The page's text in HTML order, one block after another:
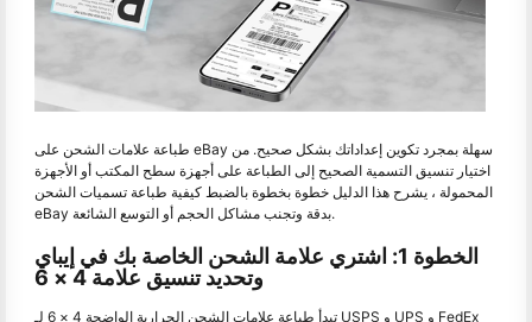
طباعة علامات الشحن على eBay سهلة بمجرد تكوين إعداداتك بشكل صحيح. من
اختيار تنسيق التسمية الصحيح إلى الطباعة على أجهزة سطح المكتب أو الأجهزة
المحمولة ، يشرح هذا الدليل خطوة بخطوة بالضبط كيفية طباعة تسميات الشحن
eBay بدقة وتجنب مشاكل الحجم أو التوسع الشائعة.
الخطوة 1: اشتري علامة الشحن الخاصة بك في إيباي
وتحديد تنسيق علامة 4 × 6
تبدأ طباعة علامات الشحن الحرارية الواضحة 4 × 6 لـ USPS و UPS و FedEx